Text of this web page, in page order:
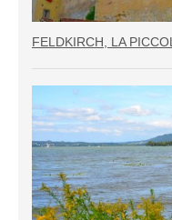
FELDKIRCH, LA